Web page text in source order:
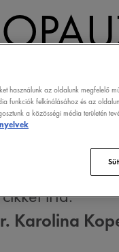
írta:
Karolina
használunk az oldalunk megfelelő
funkciók felkínálásához és az
a közösségi média területén